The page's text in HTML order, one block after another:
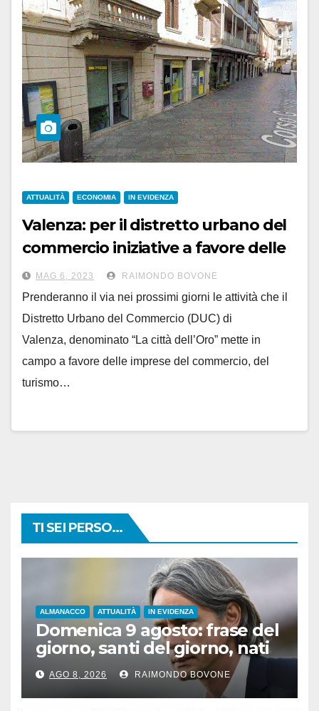
ATTUALITÀ ECONOMIA IN EVIDENZA
Valenza: per il distretto urbano del
commercio iniziative a favore delle
imprese del settore
MAG 6, 2023 RAIMONDO BOVONE
Prenderanno il via nei prossimi giorni le attività che il
Distretto Urbano del Commercio (DUC) di
Valenza, denominato “La città dell’Oro” mette in
campo a favore delle imprese del commercio, del
turismo…
TI SEI PERSO...
ALMANACCO ATTUALITÀ IN EVIDENZA
Domenica 9 agosto: frase del
giorno, santi del giorno, nati
famosi, accadde oggi
AGO 8, 2026 RAIMONDO BOVONE